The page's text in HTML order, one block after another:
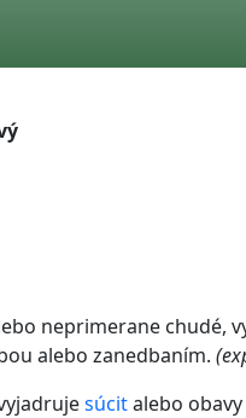
neprimerane chudé,
alebo zanedbaním.
súcitalebo obavy